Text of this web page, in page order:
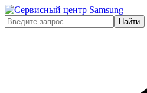
Найти